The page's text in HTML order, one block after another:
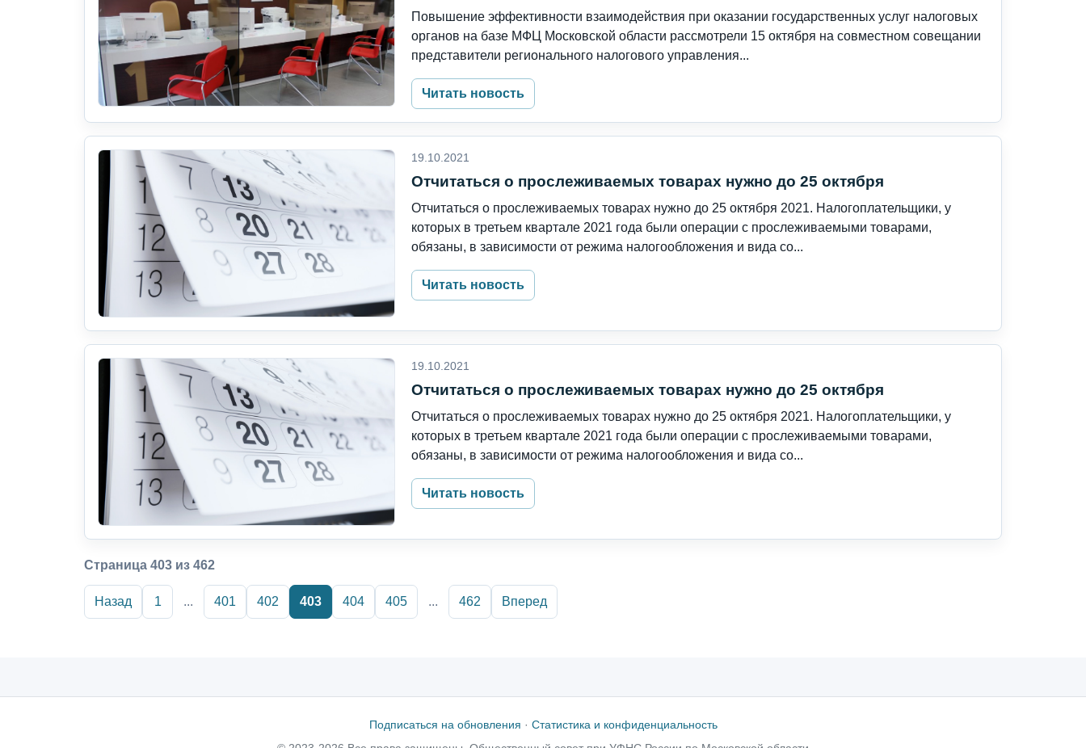
Повышение эффективности взаимодействия при оказании государственных услуг налоговых
органов на базе МФЦ Московской области рассмотрели 15 октября на совместном совещании
представители регионального налогового управления...
Читать новость
19.10.2021
Отчитаться о прослеживаемых товарах нужно до 25 октября
Отчитаться о прослеживаемых товарах нужно до 25 октября 2021. Налогоплательщики, у
которых в третьем квартале 2021 года были операции с прослеживаемыми товарами,
обязаны, в зависимости от режима налогообложения и вида со...
Читать новость
19.10.2021
Отчитаться о прослеживаемых товарах нужно до 25 октября
Отчитаться о прослеживаемых товарах нужно до 25 октября 2021. Налогоплательщики, у
которых в третьем квартале 2021 года были операции с прослеживаемыми товарами,
обязаны, в зависимости от режима налогообложения и вида со...
Читать новость
Страница 403 из 462
Назад 1 ... 401 402 403 404 405 ... 462 Вперед
Подписаться на обновления · Статистика и конфиденциальность